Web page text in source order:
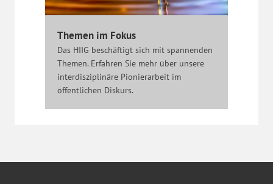
Themen im Fokus
Das HIIG beschäftigt sich mit spannenden
Themen. Erfahren Sie mehr über unsere
interdisziplinäre Pionierarbeit im
öffentlichen Diskurs.